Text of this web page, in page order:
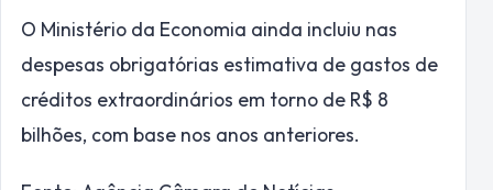
O Ministério da Economia ainda incluiu nas
despesas obrigatórias estimativa de gastos de
créditos extraordinários em torno de R$ 8
bilhões, com base nos anos anteriores.